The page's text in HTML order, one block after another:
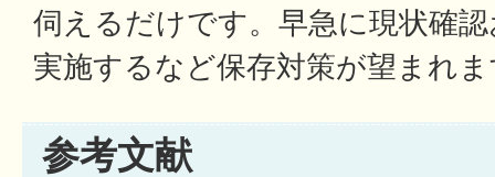
伺えるだけです。早急に現状確
実施するなど保存対策が望まれ
参考文献